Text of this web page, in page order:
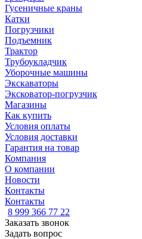
Гусеничные краны
Катки
Погрузчики
Подъемник
Трактор
Трубоукладчик
Уборочные машины
Экскаваторы
Эксковатор-погрузчик
Магазины
Как купить
Условия оплаты
Условия доставки
Гарантия на товар
Компания
О компании
Новости
Контакты
Контакты
8 999 366 77 22
Заказать звонок
Задать вопрос